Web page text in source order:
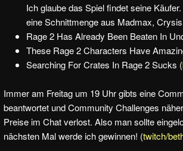
Ich glaube das Spiel findet seine
eine Schnittmenge aus Madmax,
Rage 2 Has Already Been Beaten In
These Rage 2 Characters Have
Searching For Crates In Rage 2 Sucks (
Immer am Freitag um 19 Uhr gibts eine
beantwortet und Community Challenges
Preise im Chat verlost. Also man sollte
nächsten Mal werde ich gewinnen! (twitch/